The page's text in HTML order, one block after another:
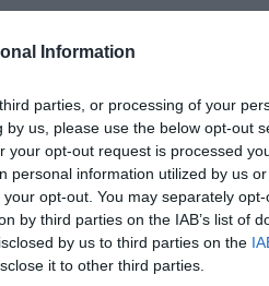
Information
parties, or processing of your
us, please use the below opt-out
your opt-out request is processed
personal information utilized by us
opt-out. You may separately
by third parties on the IAB’s list of
by us to third parties on the
it to other third parties.
forma innovadora y
y Portugal El Mundial
julioen 16 estadios